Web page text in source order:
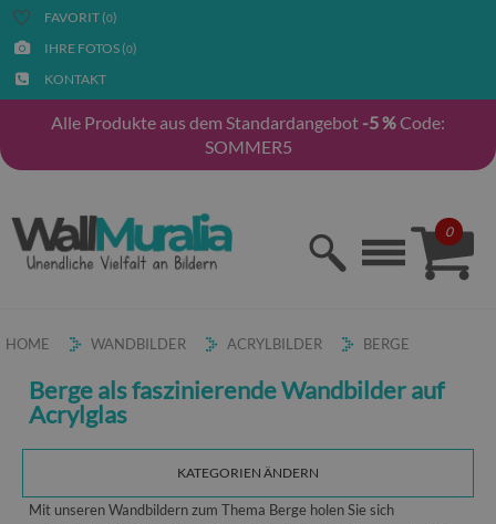
FAVORIT (0)
IHRE FOTOS (0)
KONTAKT
Alle Produkte aus dem Standardangebot -5 %Code:
SOMMER5
0
HOME WANDBILDER ACRYLBILDER BERGE
Berge als faszinierende Wandbilder auf
Acrylglas
KATEGORIEN ÄNDERN
Mit unseren Wandbildern zum Thema Berge holen Sie sich